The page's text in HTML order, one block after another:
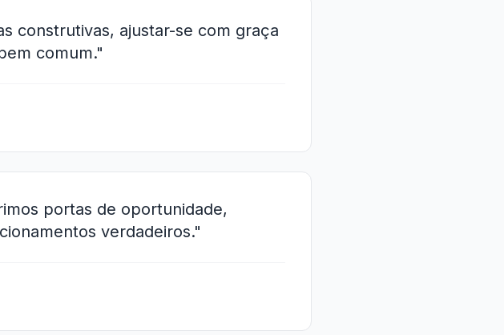
construtivas, ajustar-se com graça
comum."
portas de oportunidade,
verdadeiros."